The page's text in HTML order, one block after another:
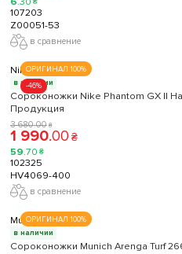
107203
Z00051-53
в сравнение
ОРИГИНАЛ 100%
-46%
Nike
в наличии
Сороконожки Nike Phantom GX II
Продукция
3 680.00 ₴
1 990.00 ₴
59.70 ₴
102325
HV4069-400
в сравнение
ОРИГИНАЛ 100%
Munich
в наличии
Сороконожки Munich Arenga Turf